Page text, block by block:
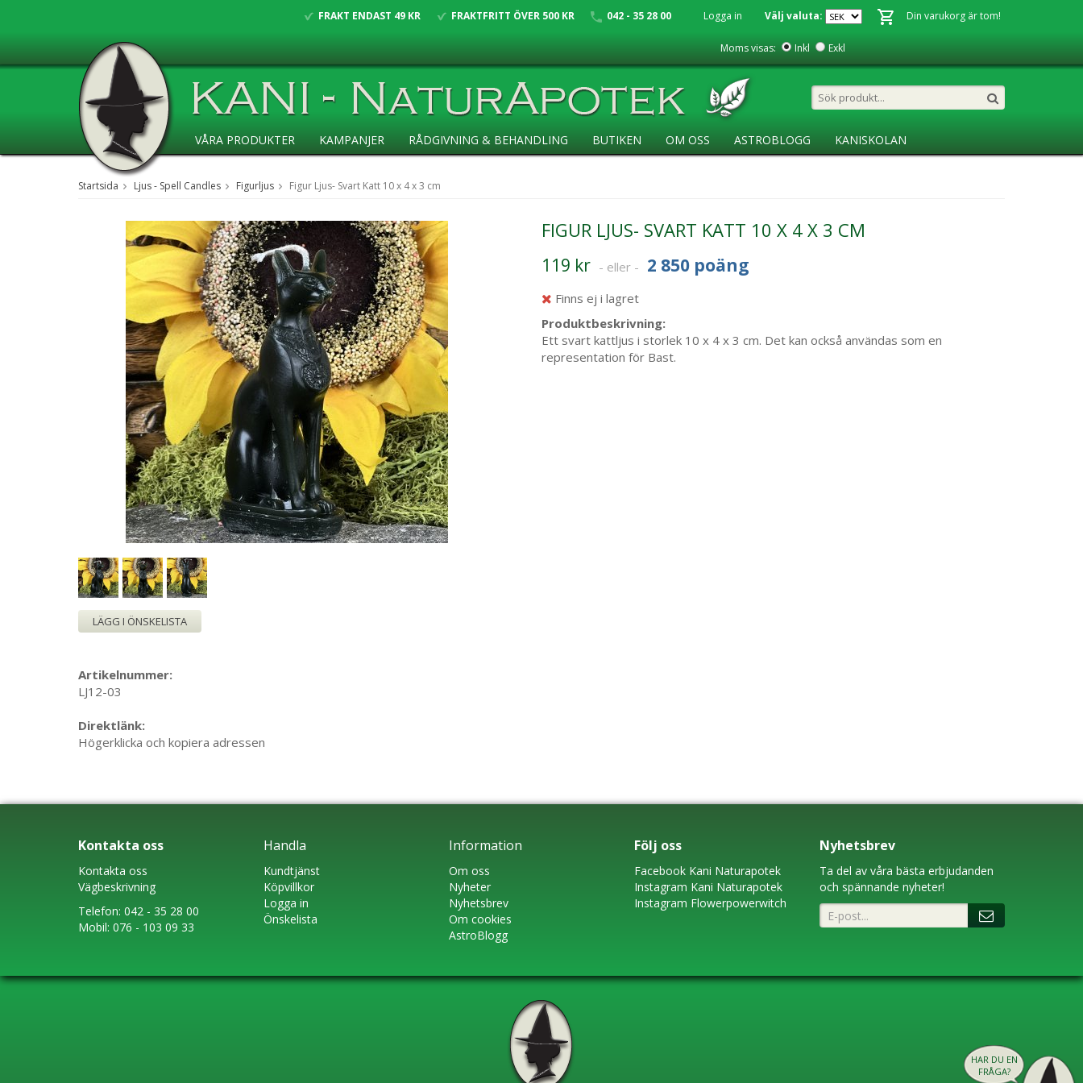
HAR DU EN
FRÅGA?
FRAKT ENDAST 49 KR FRAKTFRITT ÖVER 500 KR 042 - 35 28 00 Din varukorg är tom!
Logga in Välj valuta:
Moms visas: Inkl Exkl
VÅRA PRODUKTER KAMPANJER RÅDGIVNING & BEHANDLING BUTIKEN OM OSS ASTROBLOGG KANISKOLAN
Startsida Ljus - Spell Candles Figurljus Figur Ljus- Svart Katt 10 x 4 x 3 cm
FIGUR LJUS- SVART KATT 10 X 4 X 3 CM
119 kr - eller - 2 850 poäng
Finns ej i lagret
Produktbeskrivning:
Ett svart kattljus i storlek 10 x 4 x 3 cm. Det kan också användas som en
representation för Bast.
LÄGG I ÖNSKELISTA
Artikelnummer:
LJ12-03
Direktlänk:
Högerklicka och kopiera adressen
Kontakta oss
Kontakta oss
Vägbeskrivning
Telefon: 042 - 35 28 00
Mobil: 076 - 103 09 33
Handla
Kundtjänst
Köpvillkor
Logga in
Önskelista
Information
Om oss
Nyheter
Nyhetsbrev
Om cookies
AstroBlogg
Följ oss
Facebook Kani Naturapotek
Instagram Kani Naturapotek
Instagram Flowerpowerwitch
Nyhetsbrev
Ta del av våra bästa erbjudanden
och spännande nyheter!